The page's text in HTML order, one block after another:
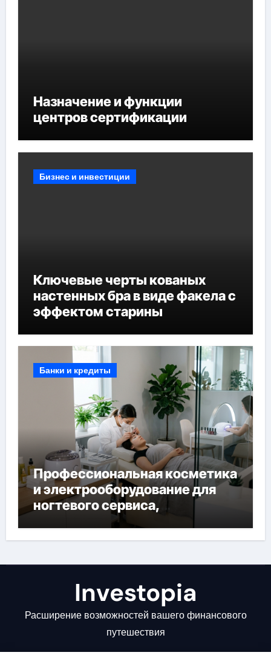
Назначение и функции
центров сертификации
Бизнес и инвестиции
Ключевые черты кованых
настенных бра в виде факела с
эффектом старины
Банки и кредиты
Профессиональная косметика
и электрооборудование для
ногтевого сервиса,
наращивания ресниц и
депиляции
Investopia
Расширение возможностей вашего финансового
путешествия